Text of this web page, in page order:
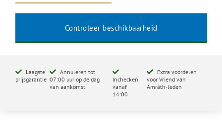
Laagste
prijsgarantie
Annuleren tot
07:00 uur op de dag
van aankomst
Inchecken
vanaf
14:00
Extra voordelen
voor Vriend van
Amrâth-leden